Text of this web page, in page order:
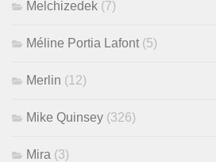
Melchizedek (7)
Méline Portia Lafont (5)
Merlin (12)
Mike Quinsey (326)
Mira (3)